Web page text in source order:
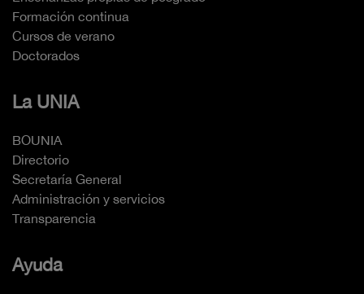
Formación continua
Cursos de verano
Doctorados
La UNIA
BOUNIA
Directorio
Secretaría General
Administración y servicios
Transparencia
Ayuda